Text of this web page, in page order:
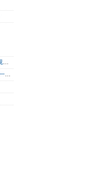
MiniMax H3 视频模型登顶开源社区第一，定义视频模型领域“斩杀线”
梁文锋被扒出早年微博小号，孤身前往无人区来一场相当 deep 的 seek 旅行